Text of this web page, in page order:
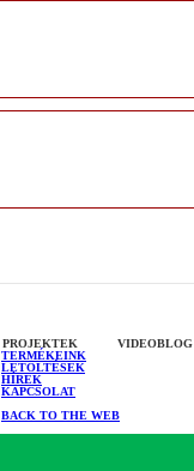
PROJEKTEK
VIDEOBLOG
TERMÉKEINK
LETÖLTÉSEK
HÍREK
KAPCSOLAT
BACK TO THE WEB